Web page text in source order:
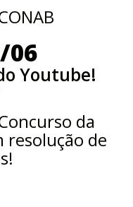
06
Youtube!
da
resolução de